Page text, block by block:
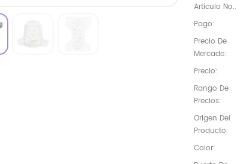
Artículo No.:
Pago:
Precio De
Mercado:
Precio:
Rango De
Precios:
Origen Del
Producto:
Color: